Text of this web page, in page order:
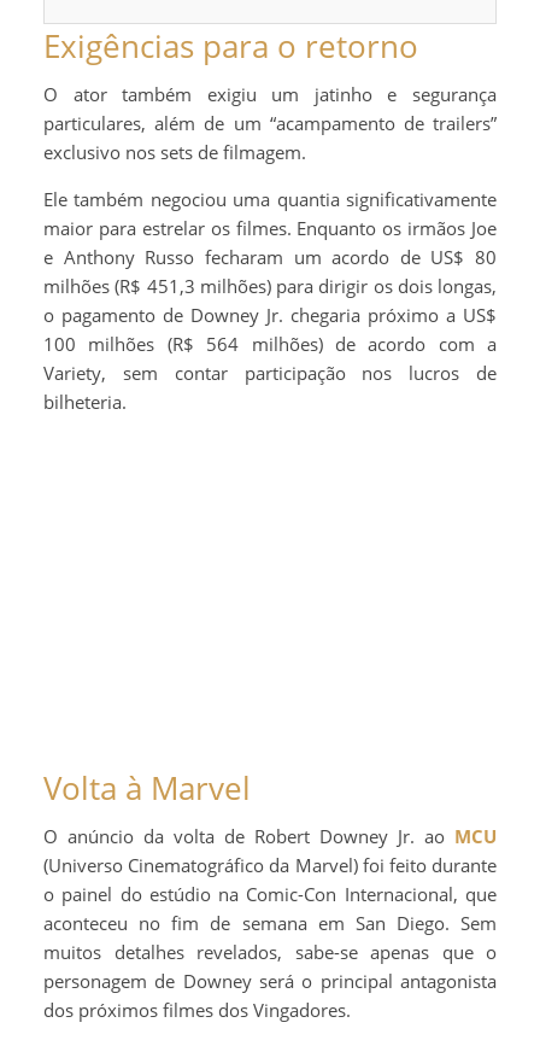
Exigências para o retorno
O ator também exigiu um jatinho e segurança
particulares, além de um “acampamento de trailers”
exclusivo nos sets de filmagem.
Ele também negociou uma quantia significativamente
maior para estrelar os filmes. Enquanto os irmãos Joe
e Anthony Russo fecharam um acordo de US$ 80
milhões (R$ 451,3 milhões) para dirigir os dois longas,
o pagamento de Downey Jr. chegaria próximo a US$
100 milhões (R$ 564 milhões) de acordo com a
Variety, sem contar participação nos lucros de
bilheteria.
Volta à Marvel
O anúncio da volta de Robert Downey Jr. ao MCU
(Universo Cinematográfico da Marvel) foi feito durante
o painel do estúdio na Comic-Con Internacional, que
aconteceu no fim de semana em San Diego. Sem
muitos detalhes revelados, sabe-se apenas que o
personagem de Downey será o principal antagonista
dos próximos filmes dos Vingadores.